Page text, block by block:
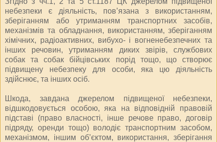
небезпеки є діяльність, пов’язана з використанням,
зберіганням або утриманням транспортних засобів,
механізмів та обладнання, використанням, зберіганням
хімічних, радіоактивних, вибухо- і вогненебезпечних та
інших речовин, утриманням диких звірів, службових
собак та собак бійцівських порід тощо, що створює
підвищену небезпеку для особи, яка цю діяльність
здійснює, та інших осіб.
Шкода, завдана джерелом підвищеної небезпеки,
відшкодовується особою, яка на відповідній правовій
підставі (право власності, інше речове право, договір
підряду, оренди тощо) володіє транспортним засобом,
механізмом, іншим об’єктом, використання, зберігання